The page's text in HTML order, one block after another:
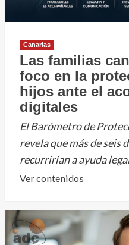
incendios
Canarias
Las familias
foco en la
hijos ante el
digitales
El Barómetro de
revela que más de seis
recurrirían a ayuda
Ver contenidosLeer
sobre
Las
familias